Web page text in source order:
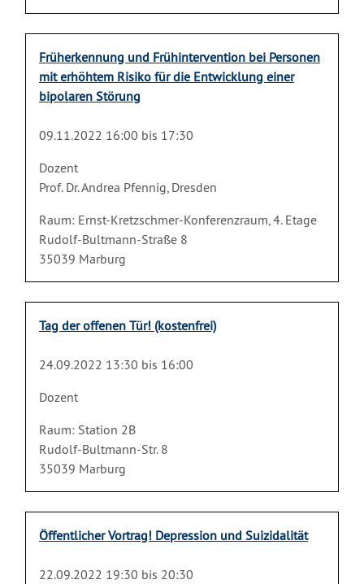
Früherkennung und Frühintervention bei Personen
mit erhöhtem Risiko für die Entwicklung einer
bipolaren Störung
09.11.2022 16:00 bis 17:30
Dozent
Prof. Dr. Andrea Pfennig, Dresden
Raum: Ernst-Kretzschmer-Konferenzraum, 4. Etage
Rudolf-Bultmann-Straße 8
35039 Marburg
Tag der offenen Tür! (kostenfrei)
24.09.2022 13:30 bis 16:00
Dozent
Raum: Station 2B
Rudolf-Bultmann-Str. 8
35039 Marburg
Öffentlicher Vortrag! Depression und Suizidalität
22.09.2022 19:30 bis 20:30